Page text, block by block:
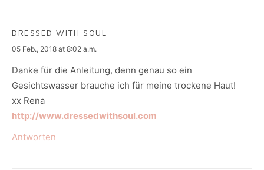
DRESSED WITH SOUL
says:
05 Feb., 2018 at 8:02 a.m.
Danke für die Anleitung, denn genau so ein
Gesichtswasser brauche ich für meine trockene Haut!
xx Rena
http://www.dressedwithsoul.com
Antworten